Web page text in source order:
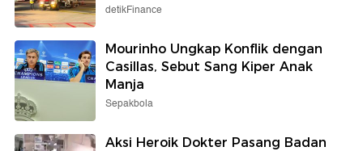
detikFinance
Mourinho Ungkap Konflik dengan
Casillas, Sebut Sang Kiper Anak
Manja
Sepakbola
Aksi Heroik Dokter Pasang Badan